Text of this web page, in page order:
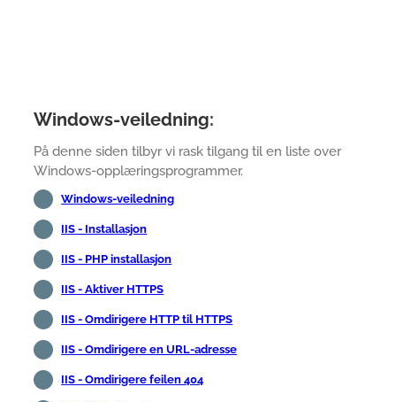
Windows-veiledning:
På denne siden tilbyr vi rask tilgang til en liste over
Windows-opplæringsprogrammer.
Windows-veiledning
IIS - Installasjon
IIS - PHP installasjon
IIS - Aktiver HTTPS
IIS - Omdirigere HTTP til HTTPS
IIS - Omdirigere en URL-adresse
IIS - Omdirigere feilen 404